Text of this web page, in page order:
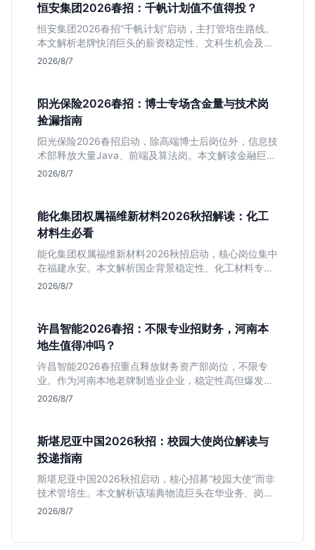
恒安集团2026春招：千帆计划值不值得投？
恒安集团2026春招“千帆计划”启动，主打管培生路线。
本文解析老牌快消巨头的薪资稳定性、文科生机会及决
策链条长的局限，帮你判断是否值得投递。
2026/8/7
阳光保险2026春招：博士专场含金量与技术岗
捡漏指南
阳光保险2026春招启动，除高端博士后岗位外，信息技
术部释放大量Java、前端及算法岗。本文解读金融巨头
校招门槛，分析技术岗需求与投递价值，助你快速判断
2026/8/7
能化集团权属福维新材料2026秋招解读：化工
材料生必看
能化集团权属福维新材料2026秋招启动，核心岗位集中
在福建永安。本文解析国企背景稳定性、化工材料专业
匹配度及工作地点限制，助理工科生判断是否值得投
2026/8/7
许昌智能2026春招：不限专业招财务，河南本
地生值得冲吗？
许昌智能2026春招重点释放财务资产部岗位，不限专
业。作为河南本地老牌制造业企业，稳定性高但爆发涨
薪机会少。适合想在本地积累工业场景经验的应届生。
2026/8/7
斯堪尼亚中国2026秋招：校园大使岗位解读与
投递指南
斯堪尼亚中国2026秋招启动，核心招募“校园大使”而非
技术管培生。本文解析该瑞典物流巨头在华业务、岗位
真实职责及不限专业背后的竞争逻辑，助你判断是否值
2026/8/7